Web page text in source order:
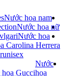
Carolina Herrera
Gucci
Nước hoa nam
Nước hoa nữ
Nước hoa
unisex
Nước
hoa